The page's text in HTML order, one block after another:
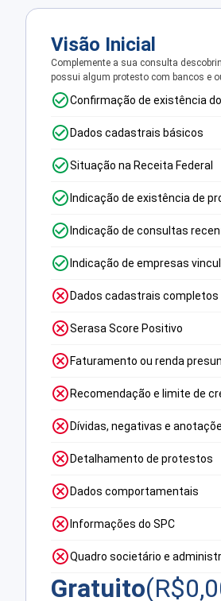
Visão Inicial
Complemente a sua consulta
possui algum protesto com bancos e
Confirmação de existência do
Dados cadastrais básicos
Situação na Receita Federal
Indicação de existência de
Indicação de consultas
Indicação de empresas
Dados cadastrais completos
Serasa Score Positivo
Faturamento ou renda
Recomendação e limite de
Dívidas, negativas e
Detalhamento de protestos
Dados comportamentais
Informações do SPC
Quadro societário e
Gratuito(R$